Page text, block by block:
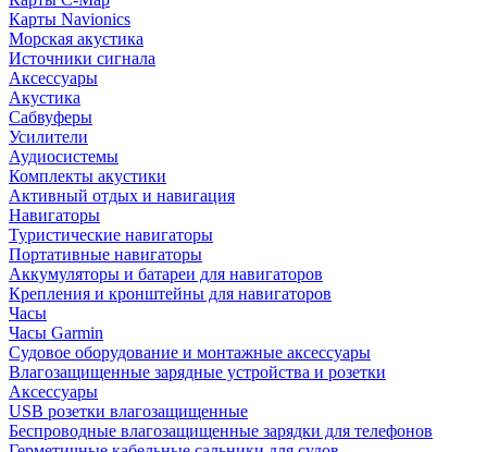
Карты Navionics
Морская акустика
Источники сигнала
Аксессуары
Акустика
Сабвуферы
Усилители
Аудиосистемы
Комплекты акустики
Активный отдых и навигация
Навигаторы
Туристические навигаторы
Портативные навигаторы
Аккумуляторы и батареи для навигаторов
Крепления и кронштейны для навигаторов
Часы
Часы Garmin
Судовое оборудование и монтажные аксессуары
Влагозащищенные зарядные устройства и розетки
Аксессуары
USB розетки влагозащищенные
Беспроводные влагозащищенные зарядки для телефонов